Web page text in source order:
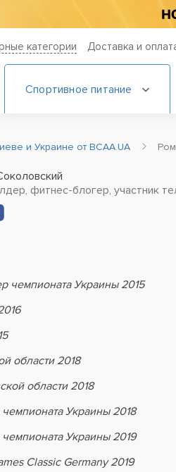
категории Доставка и
Спортивное питание
и Украине от BCAA.UA
фитнес-блогер, участник
чемпионата Украины 2015
области 2018
области 2018
Украины 2018
Украины 2019
Classic Germany 2019